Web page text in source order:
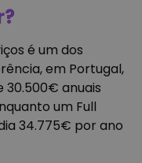
é um dos
em Portugal,
anuais
um Full
34.775€ por ano